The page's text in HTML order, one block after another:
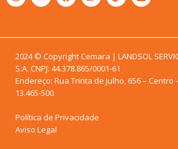
2024 © Copyright Cemara | LANDSOL
S.A. CNPJ: 44.378.865/0001-61
Endereço: Rua Trinta de Julho, 656 – Centro
13.465-500
Política de Privacidade
Aviso Legal